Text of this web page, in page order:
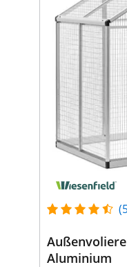
Aluminium